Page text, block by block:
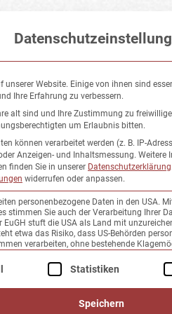
unserer Website. Einige von ihnen sind
Ihre Erfahrung zu verbessern.
alt sind und Ihre Zustimmung zu
um Erlaubnis bitten.
können verarbeitet werden (z. B. IP-
Anzeigen- und Inhaltsmessung. Weitere
finden Sie in unserer Datenschutzerklärung
widerrufen oder anpassen.
personenbezogene Daten in den USA.
stimmen Sie auch der Verarbeitung Ihrer
EuGH stuft die USA als Land mit
etwa das Risiko, dass US-Behörden
verarbeiten, ohne bestehende
der Service-Gruppen, für die eine
Statistiken
Speichern